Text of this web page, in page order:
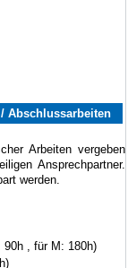
Abschlussarbeiten
Arbeiten vergeben
Ansprechpartner.
werden.
, für M: 180h)